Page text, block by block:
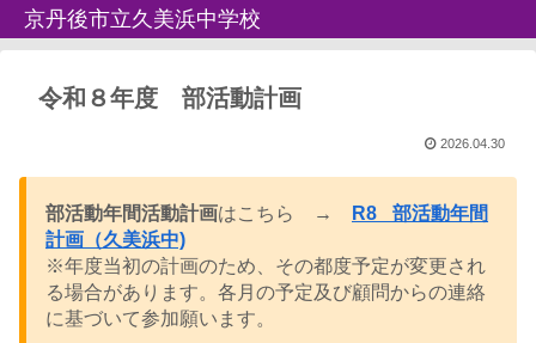
京丹後市立久美浜中学校
令和８年度 部活動計画
2026.04.30
部活動年間活動計画はこちら →
R8_ 部活動年間
計画（久美浜中)
※年度当初の計画のため、その都度予定が変更され
る場合があります。各月の予定及び顧問からの連絡
に基づいて参加願います。